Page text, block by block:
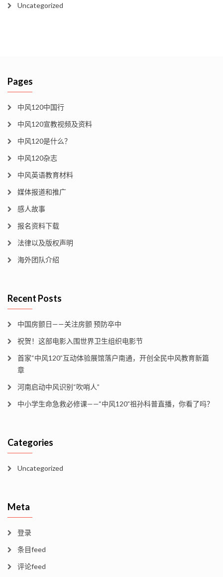
Uncategorized
Pages
中风120中国行
中风120宣教视频及资料
中风120是什么？
中风120杂志
中风英语教育材料
媒体报道和推广
感人故事
报名资料下载
法律以及版权声明
海外团队介绍
Recent Posts
中国房颤日——关注房颤 预防卒中
祝贺！这部电影入围世界卫生组织电影节
首家“中风120”互动体验展馆落户南通，开创全民中风教育新篇
章
河南启动中风识别“吹哨人”
中小学生命急救必修课——“中风120”祖孙科普直播，你看了吗？
Categories
Uncategorized
Meta
登录
条目feed
评论feed